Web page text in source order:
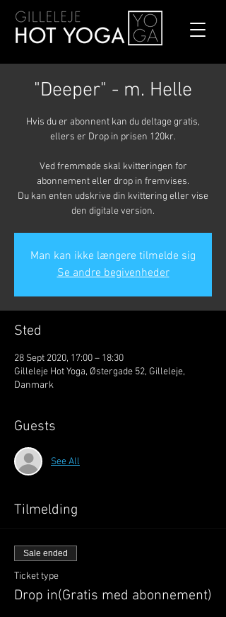
"Deeper" - m. Helle
Hvis du er abonnent kan du deltage gratis,
ellers er Drop in prisen 120kr.
Ved fremmøde skal kvitteringen for
abonnement eller drop in fremvises.
Du kan enten udskrive din kvittering eller vise
den digitale version.
Man kan ikke længere tilmelde sig
Se andre begivenheder
Sted
28 Sept 2020, 17:00 – 18:30
Gilleleje Hot Yoga, Østergade 52, Gilleleje,
Danmark
Guests
See All
Tilmelding
Sale ended
Ticket type
Drop in(Gratis med abonnement)